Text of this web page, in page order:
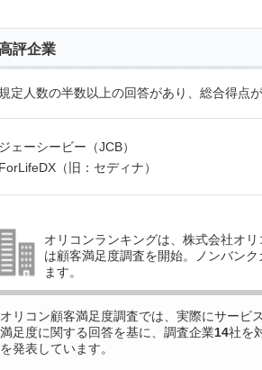
評企業
規定人数の半数以上の回答があり、総合得点
ジェーシービー（JCB）
ForLifeDX（旧：セディナ）
オリコンランキングは、株式会社オ
は顧客満足度調査を開始。ノンバン
ます。
オリコン顧客満足度調査では、実際にサービ
満足度に関する回答を基に、調査企業14社を
を発表しています。